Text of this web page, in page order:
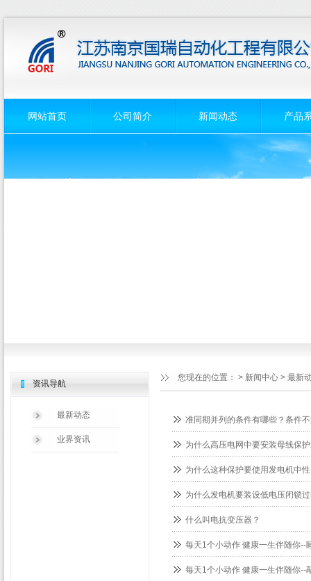
网站首页 公司简介 新闻动态 产品
准同期并列的条件有哪些？条件
为什么高压电网中要安装母线保
为什么这种保护要使用发电机中
为什么发电机要装设低电压闭锁
什么叫电抗变压器？
每天1个小动作 健康一生伴随你--
每天1个小动作 健康一生伴随你--
您现在的位置： > 新闻中心 > 最新
资讯导航
最新动态
业界资讯